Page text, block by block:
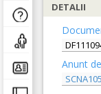
DETALII
Anunt